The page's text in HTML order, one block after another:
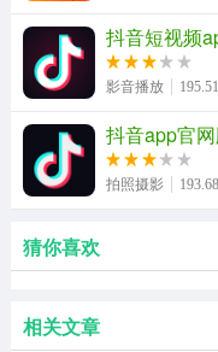
抖音短视频
影音播放
抖音app官
拍照摄影
猜你喜欢
相关文章